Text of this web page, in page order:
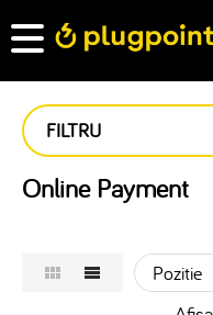
FILTRU
Online Payment